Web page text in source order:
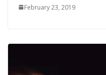
February 23, 2019